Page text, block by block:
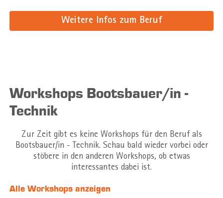
Weitere Infos zum Beruf
Workshops Bootsbauer/in -
Technik
Zur Zeit gibt es keine Workshops für den Beruf als
Bootsbauer/in - Technik. Schau bald wieder vorbei oder
stöbere in den anderen Workshops, ob etwas
interessantes dabei ist.
Alle Workshops anzeigen